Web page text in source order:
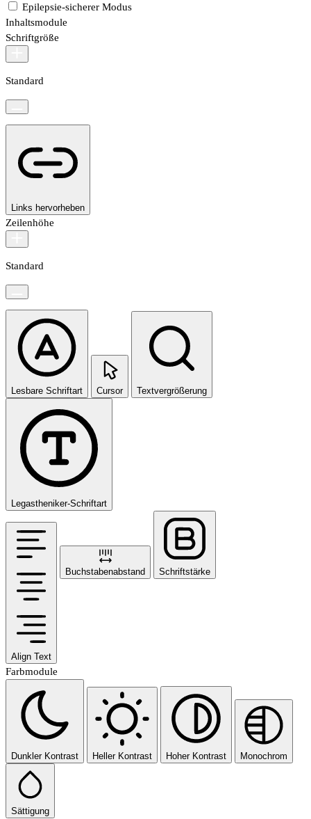
Epilepsie-sicherer Modus
Inhaltsmodule
Schriftgröße
Standard
Links hervorheben
Zeilenhöhe
Standard
Lesbare Schriftart Cursor Textvergrößerung
Legastheniker-Schriftart
Align Text
Buchstabenabstand Schriftstärke
Farbmodule
Dunkler Kontrast Heller Kontrast Hoher Kontrast Monochrom
Sättigung